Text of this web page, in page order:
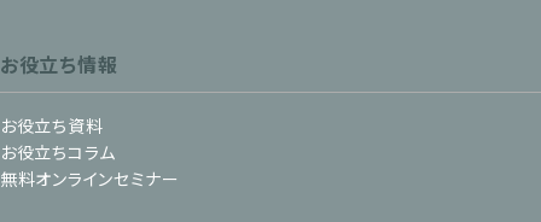
お役立ち情報
お役立ち資料
お役立ちコラム
無料オンラインセミナー